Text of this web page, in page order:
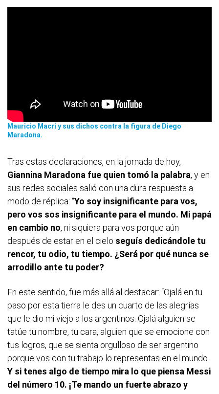
Mauricio Macri y sus dichos contra la figura de Diego
Maradona.
Tras estas declaraciones, en la jornada de hoy,
Giannina Maradona fue quien tomó la palabra, y en
sus redes sociales salió con una dura respuesta a
modo de réplica: “Yo soy insignificante para vos,
pero vos sos insignificante para el mundo. Mi papá
en cambio no, ni siquiera para vos porque aún
después de estar en el cielo seguís dedicándole tu
rencor, tu odio, tu tiempo. ¿Será por qué nunca se
arrodillo ante tu poder?
En este sentido, fue más allá al destacar: “Ojalá en tu
paso por esta tierra le des un cuarto de las alegrías
que le dio mi viejo a los argentinos. Ojalá alguien se
tatúe tu nombre, tu cara, alguien que se emocione con
tus logros, que se sienta orgulloso de ser argentino
porque vos con tu trabajo lo representas en el mundo.
Y si tenes algo de tiempo mira lo que piensa Messi
del número 10. ¡Te mando un fuerte abrazo y